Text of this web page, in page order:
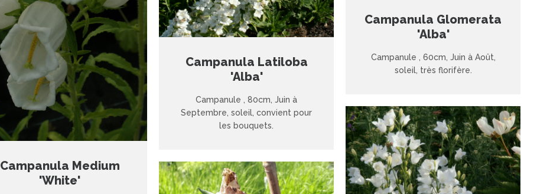
Campanula Glomerata
'Alba'
Campanule , 60cm, Juin à Août,
soleil, très florifère.
Campanula Latiloba
'Alba'
Campanule , 80cm, Juin à
Septembre, soleil, convient pour
les bouquets.
Campanula Medium
'White'